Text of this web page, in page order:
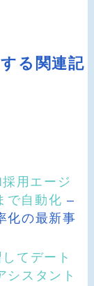
る関連記
用エージ
で自動化 –
化の最新事
てデート
シスタント